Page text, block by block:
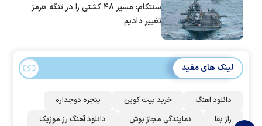
سنتکام: مسیر ۴۸ کشتی را در تنگه هرمز
تغییر دادیم
لینک های مفید
دانلود اهنگ خرید بیت کوین
پنجره دوجداره
راز بقا
نمایندگی مجاز بوش
دانلود آهنگ رز‌ موزیک